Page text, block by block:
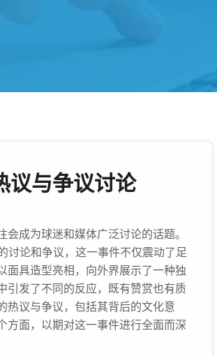
议与争议讨论
成为球迷和媒体广泛讨论的话题。
讨论和争议，这一事件不仅震动了足
面具造型亮相，向外界展示了一种独
引发了不同的反应，既有赞赏也有质
热议与争议，包括其背后的文化意
方面，以期对这一事件进行全面而深